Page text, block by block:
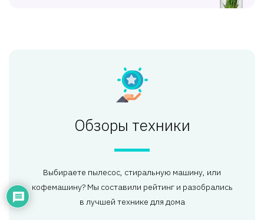
Обзоры техники
Выбираете пылесос, стиральную машину, или
кофемашину? Мы составили рейтинг и разобрались
в лучшей технике для дома